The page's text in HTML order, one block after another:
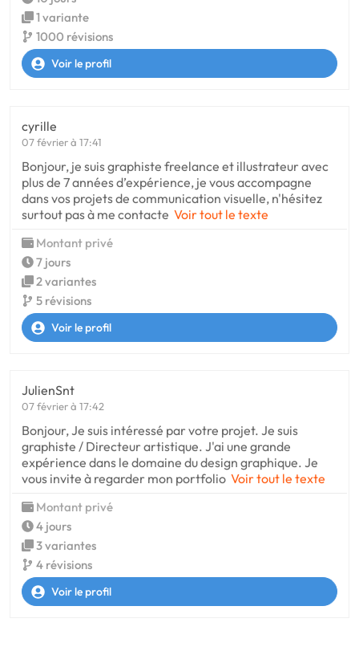
1 variante
1000 révisions
Voir le profil
cyrille
07 février à 17:41
Bonjour, je suis graphiste freelance et illustrateur avec
plus de 7 années d’expérience, je vous accompagne
dans vos projets de communication visuelle, n'hésitez
surtout pas à me contacte Voir tout le texte
Montant privé
7 jours
2 variantes
5 révisions
Voir le profil
JulienSnt
07 février à 17:42
Bonjour, Je suis intéressé par votre projet. Je suis
graphiste / Directeur artistique. J'ai une grande
expérience dans le domaine du design graphique. Je
vous invite à regarder mon portfolio Voir tout le texte
Montant privé
4 jours
3 variantes
4 révisions
Voir le profil